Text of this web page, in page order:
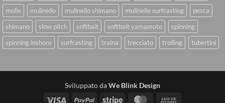
molix
mulinello mulinello shimano mulinello surfcasting
pesca
shimano
slow pitch softbait softbait yamamoto
spinning
spinning inshore
surfcasting traina trecciato trolling tubertini
Sviluppato daWe Blink Design
Visa
PayPal Stripe MasterCard